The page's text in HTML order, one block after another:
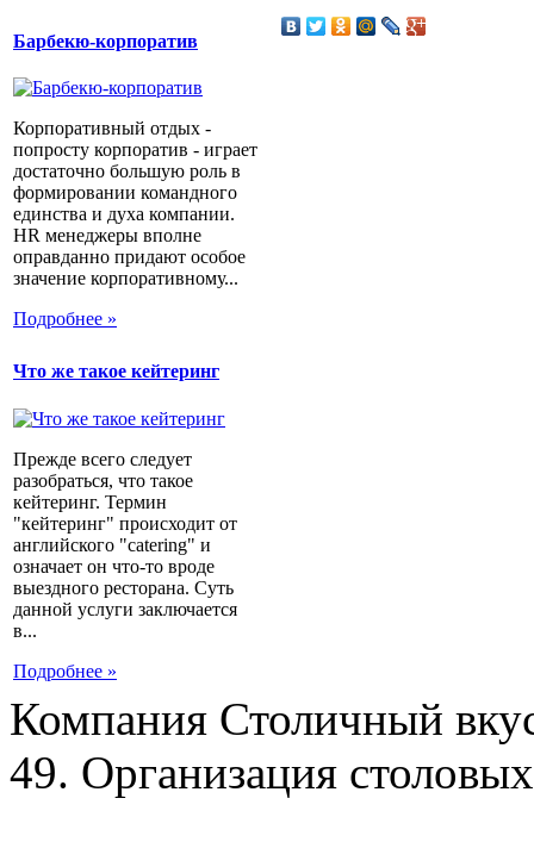
Барбекю-корпоратив
Корпоративный отдых -
попросту корпоратив - играет
достаточно большую роль в
формировании командного
единства и духа компании.
HR менеджеры вполне
оправданно придают особое
значение корпоративному...
Подробнее »
Что же такое кейтеринг
Прежде всего следует
разобраться, что такое
кейтеринг. Термин
"кейтеринг" происходит от
английского "catering" и
означает он что-то вроде
выездного ресторана. Суть
данной услуги заключается
в...
Подробнее »
Компания Столичный
49. Организация